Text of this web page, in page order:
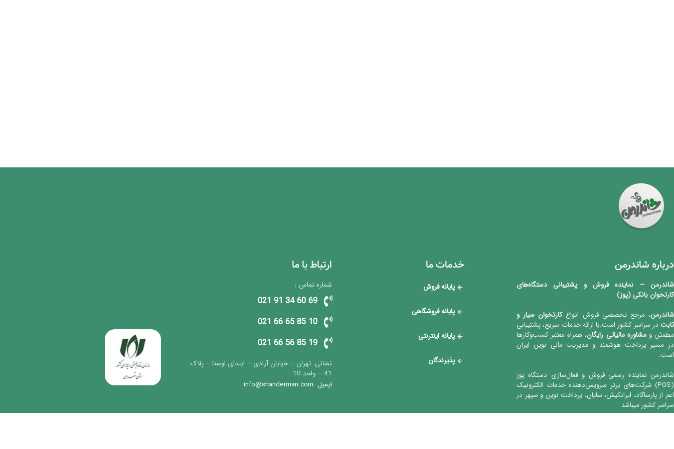
درباره شاندرمن
شاندرمن – نماینده فروش و پشتیبانی دستگاه‌های
کارتخوان بانکی (پوز)
شاندرمن، مرجع تخصصی فروش انواعکارتخوان‌ سیار و
ثابت در سراسر کشور است.با ارائه خدمات سریع، پشتیبانی
مطمئن ومشاوره مالیاتی رایگان، همراه معتبر کسب‌وکارها
در مسیر پرداخت هوشمند و مدیریت مالی نوین ایران
است.
شاندرمن نماینده رسمی فروش و فعال‌سازی دستگاه پوز
(POS) شرکت‌های برتر سرویس‌دهنده خدمات الکترونیک
اعم از پارساگاد، ایرانکیش، سایان، پرداخت نوین و سپهر در
سراسر کشور میباشد
خدمات ما
پایانه فروش
پایانه فروشگاهی
پایانه اینترنتی
پذیرندگان
ارتباط با ما
شماره تماس :
69 60 34 91 021
10 85 65 66 021
19 85 56 66 021
نشانی :تهران – خیابان آزادی – ابتدای اوستا – پلاک
41 – واحد 10
ایمیل :info@shanderman.com